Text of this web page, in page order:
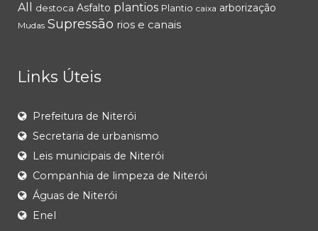
All
destoca Asfalto plantios Plantio caixa arborização
Mudas Supressão rios e canais
Links Úteis
Prefeitura de Niterói
Secretaria de urbanismo
Leis municipais de Niterói
Companhia de limpeza de Niterói
Águas de Niterói
Enel